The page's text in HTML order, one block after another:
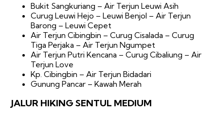
Bukit Sangkuriang – Air Terjun Leuwi Asih
Curug Leuwi Hejo – Leuwi Benjol – Air Terjun
Barong – Leuwi Cepet
Air Terjun Cibingbin – Curug Cisalada – Curug
Tiga Perjaka – Air Terjun Ngumpet
Air Terjun Putri Kencana – Curug Cibaliung – Air
Terjun Love
Kp. Cibingbin – Air Terjun Bidadari
Gunung Pancar – Kawah Merah
JALUR HIKING SENTUL MEDIUM